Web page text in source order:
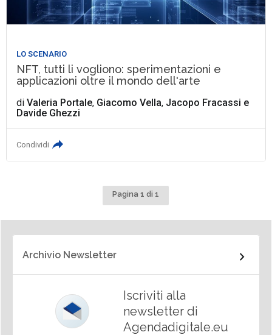
LO SCENARIO
NFT, tutti li vogliono: sperimentazioni e
applicazioni oltre il mondo dell'arte
diValeria Portale, Giacomo Vella, Jacopo Fracassi e
Davide Ghezzi
Condividi
Pagina 1 di 1
Archivio Newsletter
Iscriviti alla
newsletter di
Agendadigitale.eu